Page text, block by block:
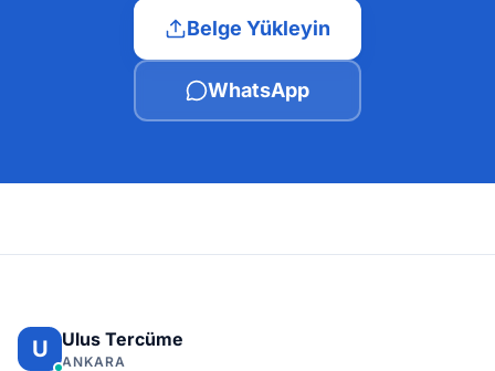
Belge Yükleyin
WhatsApp
U Ulus Tercüme
ANKARA